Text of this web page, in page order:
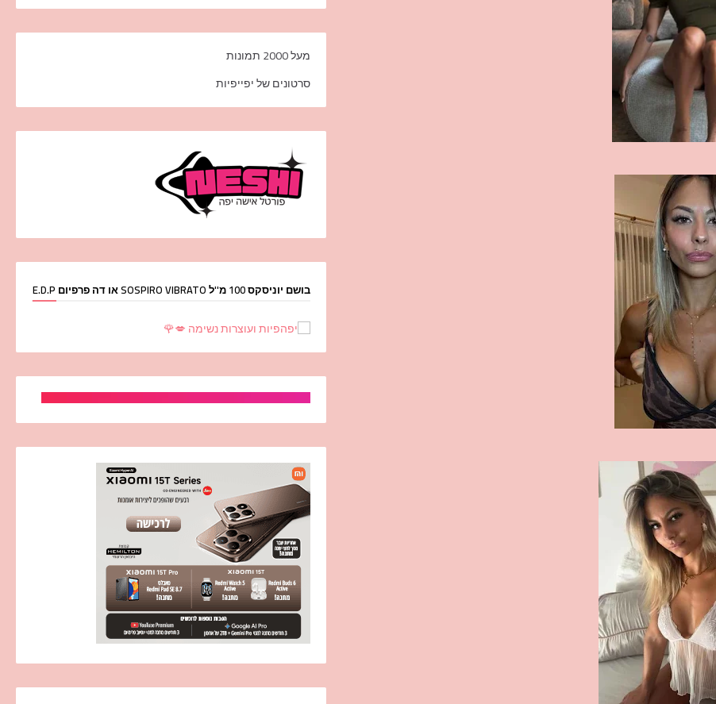
מעל 2000 תמונות
סרטונים של יפייפיות
בושם יוניסקס 100 מ''ל SOSPIRO VIBRATO או דה פרפיום E.D.P